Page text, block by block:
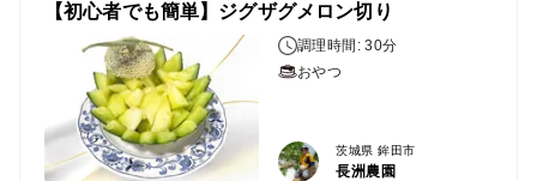
【初心者でも簡単】ジグザグメロン切り
調理時間: 30分
おやつ
茨城県 鉾田市
長洲農園